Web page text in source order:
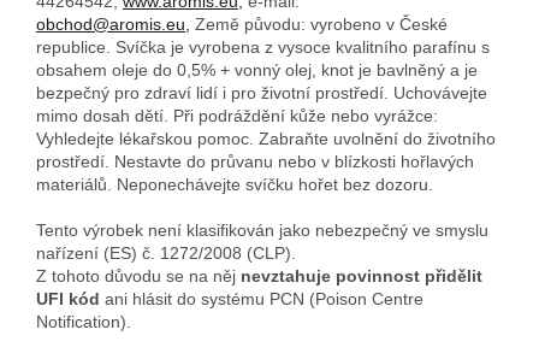
obchod@aromis.eu, Země původu: vyrobeno v České
republice. Svíčka je vyrobena z vysoce kvalitního parafínu s
obsahem oleje do 0,5% + vonný olej, knot je bavlněný a je
bezpečný pro zdraví lidí i pro životní prostředí. Uchovávejte
mimo dosah dětí. Při podráždění kůže nebo vyrážce:
Vyhledejte lékařskou pomoc. Zabraňte uvolnění do životního
prostředí. Nestavte do průvanu nebo v blízkosti hořlavých
materiálů. Neponechávejte svíčku hořet bez dozoru.
Tento výrobek není klasifikován jako nebezpečný ve smyslu
nařízení (ES) č. 1272/2008 (CLP).
Z tohoto důvodu se na něj nevztahuje povinnost přidělit
UFI kód ani hlásit do systému PCN (Poison Centre
Notification).